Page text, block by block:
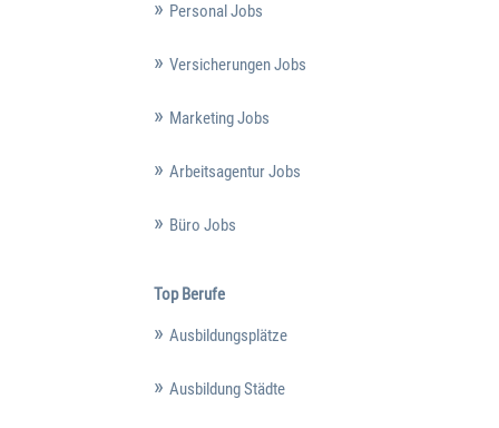
Personal Jobs
Versicherungen Jobs
Marketing Jobs
Arbeitsagentur Jobs
Büro Jobs
Top Berufe
Ausbildungsplätze
Ausbildung Städte